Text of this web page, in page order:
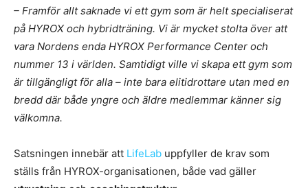
– Framför allt saknade vi ett gym som är helt specialiserat
på HYROX och hybridträning. Vi är mycket stolta över att
vara Nordens enda HYROX Performance Center och
nummer 13 i världen. Samtidigt ville vi skapa ett gym som
är tillgängligt för alla – inte bara elitidrottare utan med en
bredd där både yngre och äldre medlemmar känner sig
välkomna.
Satsningen innebär att LifeLab uppfyller de krav som
ställs från HYROX-organisationen, både vad gäller